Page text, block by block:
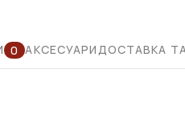
0 АКСЕСУАРИДОСТАВКА